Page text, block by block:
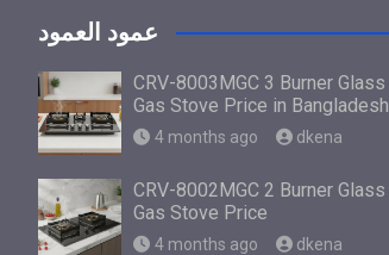
عمود العمود
CRV-8003MGC 3 Burner Glass
Gas Stove Price in Bangladesh
4 months ago dkena
CRV-8002MGC 2 Burner Glass
Gas Stove Price
4 months ago dkena